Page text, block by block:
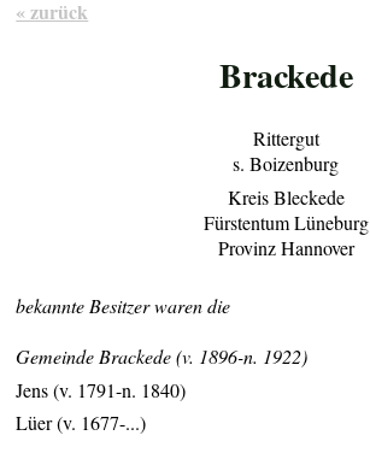
« zurück
Brackede
Rittergut
s. Boizenburg
Kreis Bleckede
Fürstentum Lüneburg
Provinz Hannover
bekannte Besitzer waren die
Gemeinde Brackede (v. 1896-n. 1922)
Jens (v. 1791-n. 1840)
Lüer (v. 1677-...)